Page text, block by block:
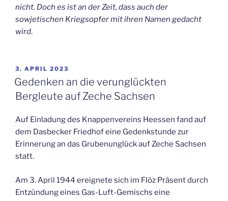
nicht. Doch es ist an der Zeit, dass auch der
sowjetischen Kriegsopfer mit ihren Namen gedacht
wird.
VERÖFFENTLICHT
AM
3. APRIL 2023
Gedenken an die verunglückten
Bergleute auf Zeche Sachsen
Auf Einladung des Knappenvereins Heessen fand auf
dem Dasbecker Friedhof eine Gedenkstunde zur
Erinnerung an das Grubenunglück auf Zeche Sachsen
statt.
Am 3. April 1944 ereignete sich im Flöz Präsent durch
Entzündung eines Gas-Luft-Gemischs eine